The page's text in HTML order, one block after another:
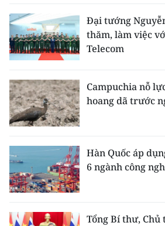
Đại tướng
thăm, làm việc
Telecom
Campuchia nỗ
hoang dã trước
Hàn Quốc áp
6 ngành công
Tổng Bí thư, Chủ